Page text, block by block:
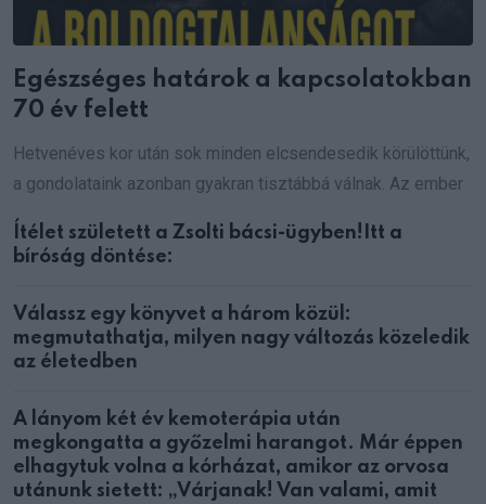
Egészséges határok a kapcsolatokban
70 év felett
Hetvenéves kor után sok minden elcsendesedik körülöttünk,
a gondolataink azonban gyakran tisztábbá válnak. Az ember
Ítélet született a Zsolti bácsi-ügyben!Itt a
bíróság döntése:
Válassz egy könyvet a három közül:
megmutathatja, milyen nagy változás közeledik
az életedben
A lányom két év kemoterápia után
megkongatta a győzelmi harangot. Már éppen
elhagytuk volna a kórházat, amikor az orvosa
utánunk sietett: „Várjanak! Van valami, amit